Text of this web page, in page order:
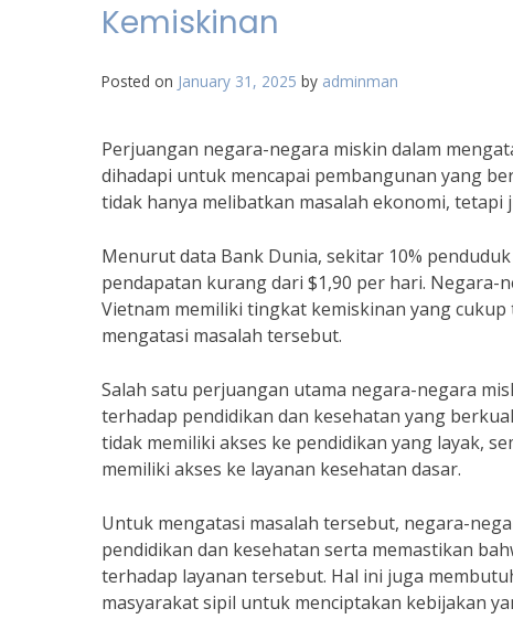
Kemiskinan
Posted on January 31, 2025 by adminman
Perjuangan negara-negara miskin dalam
dihadapi untuk mencapai pembangunan yang
tidak hanya melibatkan masalah ekonomi,
Menurut data Bank Dunia, sekitar 10%
pendapatan kurang dari $1,90 per hari. Negara-
Vietnam memiliki tingkat kemiskinan yang
mengatasi masalah tersebut.
Salah satu perjuangan utama negara-negara
terhadap pendidikan dan kesehatan yang
tidak memiliki akses ke pendidikan yang layak,
memiliki akses ke layanan kesehatan dasar.
Untuk mengatasi masalah tersebut, negara-
pendidikan dan kesehatan serta memastikan
terhadap layanan tersebut. Hal ini juga
masyarakat sipil untuk menciptakan kebijakan